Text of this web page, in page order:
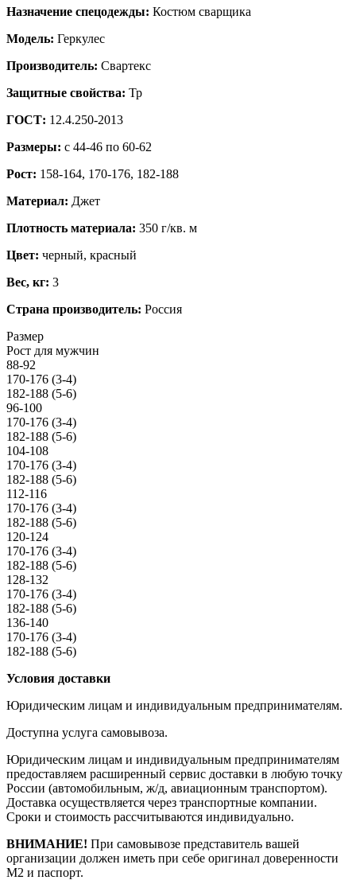
Назначение спецодежды: Костюм сварщика
Модель: Геркулес
Производитель: Свартекс
Защитные свойства: Тр
ГОСТ: 12.4.250-2013
Размеры: c 44-46 по 60-62
Рост: 158-164, 170-176, 182-188
Материал: Джет
Плотность материала: 350 г/кв. м
Цвет: черный, красный
Вес, кг: 3
Страна производитель: Россия
Размер
Рост для мужчин
88-92
170-176 (3-4)
182-188 (5-6)
96-100
170-176 (3-4)
182-188 (5-6)
104-108
170-176 (3-4)
182-188 (5-6)
112-116
170-176 (3-4)
182-188 (5-6)
120-124
170-176 (3-4)
182-188 (5-6)
128-132
170-176 (3-4)
182-188 (5-6)
136-140
170-176 (3-4)
182-188 (5-6)
Условия доставки
Юридическим лицам и индивидуальным предпринимателям.
Доступна услуга самовывоза.
Юридическим лицам и индивидуальным предпринимателям
предоставляем расширенный сервис доставки в любую точку
России (автомобильным, ж/д, авиационным транспортом).
Доставка осуществляется через транспортные компании.
Сроки и стоимость рассчитываются индивидуально.
ВНИМАНИЕ! При самовывозе представитель вашей
организации должен иметь при себе оригинал доверенности
М2 и паспорт.